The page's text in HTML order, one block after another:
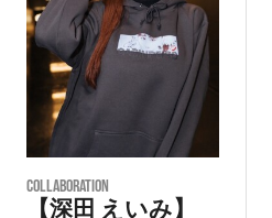
COLLABORATION
【深田 えいみ】